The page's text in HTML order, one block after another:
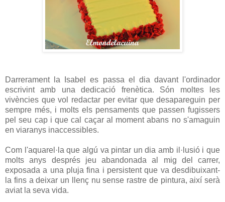
Darrerament la Isabel es passa el dia davant l'ordinador
escrivint amb una dedicació frenètica. Són moltes les
vivències que vol redactar per evitar que desapareguin per
sempre més, i molts els pensaments que passen fugissers
pel seu cap i que cal caçar al moment abans no s'amaguin
en viaranys inaccessibles.
Com l'aquarel·la que algú va pintar un dia amb il·lusió i que
molts anys després jeu abandonada al mig del carrer,
exposada a una pluja fina i persistent que va desdibuixant-
la fins a deixar un llenç nu sense rastre de pintura, així serà
aviat la seva vida.